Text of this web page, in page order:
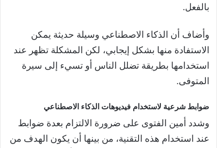
بالفعل.
وأضاف أن الذكاء الاصطناعي وسيلة حديثة يمكن
الاستفادة منها بشكل إيجابي، لكن المشكلة تظهر عند
استخدامها بطريقة تضلل الناس أو تسيء إلى سيرة
المتوفى.
ضوابط شرعية لاستخدام فيديوهات الذكاء الاصطناعي
وشدد أمين الفتوى على ضرورة الالتزام بعدة ضوابط
عند استخدام هذه التقنية، من بينها أن يكون الهدف من